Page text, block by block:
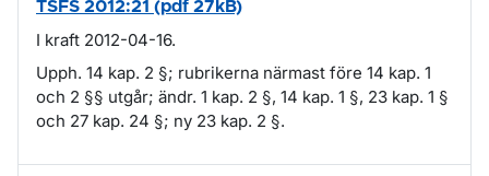
TSFS 2012:21 (pdf 27kB)
I kraft 2012-04-16.
Upph. 14 kap. 2 §; rubrikerna närmast före 14 kap. 1
och 2 §§ utgår; ändr. 1 kap. 2 §, 14 kap. 1 §, 23 kap. 1 §
och 27 kap. 24 §; ny 23 kap. 2 §.